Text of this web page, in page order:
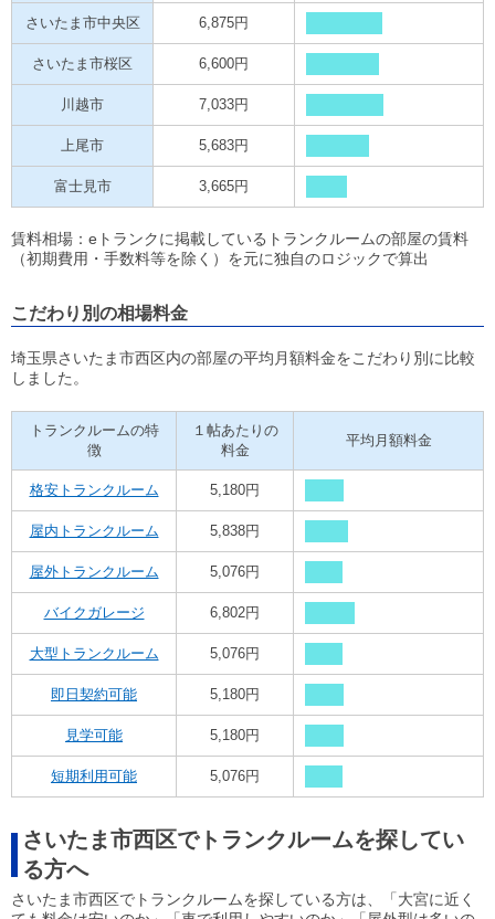
さいたま市中央区 6,875円
さいたま市桜区 6,600円
川越市 7,033円
上尾市 5,683円
富士見市 3,665円
賃料相場：eトランクに掲載しているトランクルームの部屋の賃料
（初期費用・手数料等を除く）を元に独自のロジックで算出
こだわり別の相場料金
埼玉県さいたま市西区内の部屋の平均月額料金をこだわり別に比較
しました。
トランクルームの特
徴
１帖あたりの
料金
平均月額料金
格安トランクルーム 5,180円
屋内トランクルーム 5,838円
屋外トランクルーム 5,076円
バイクガレージ 6,802円
大型トランクルーム 5,076円
即日契約可能 5,180円
見学可能 5,180円
短期利用可能 5,076円
さいたま市西区でトランクルームを探してい
る方へ
さいたま市西区でトランクルームを探している方は、「大宮に近く